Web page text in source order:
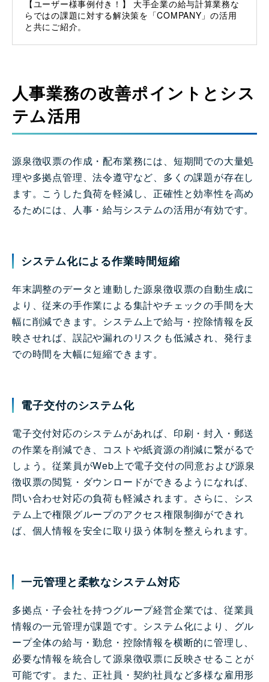
【ユーザー様事例付き！】 大手企業の給与計算業務な
らではの課題に対する解決策を「COMPANY」の活用
と共にご紹介。
人事業務の改善ポイントとシス
テム活用
源泉徴収票の作成・配布業務には、短期間での大量処
理や多拠点管理、法令遵守など、多くの課題が存在し
ます。こうした負荷を軽減し、正確性と効率性を高め
るためには、人事・給与システムの活用が有効です。
システム化による作業時間短縮
年末調整のデータと連動した源泉徴収票の自動生成に
より、従来の手作業による集計やチェックの手間を大
幅に削減できます。システム上で給与・控除情報を反
映させれば、誤記や漏れのリスクも低減され、発行ま
での時間を大幅に短縮できます。
電子交付のシステム化
電子交付対応のシステムがあれば、印刷・封入・郵送
の作業を削減でき、コストや紙資源の削減に繋がるで
しょう。従業員がWeb上で電子交付の同意および源泉
徴収票の閲覧・ダウンロードができるようになれば、
問い合わせ対応の負荷も軽減されます。さらに、シス
テム上で権限グループのアクセス権限制御ができれ
ば、個人情報を安全に取り扱う体制を整えられます。
一元管理と柔軟なシステム対応
多拠点・子会社を持つグループ経営企業では、従業員
情報の一元管理が課題です。システム化により、グル
ープ全体の給与・勤怠・控除情報を横断的に管理し、
必要な情報を統合して源泉徴収票に反映させることが
可能です。また、正社員・契約社員など多様な雇用形